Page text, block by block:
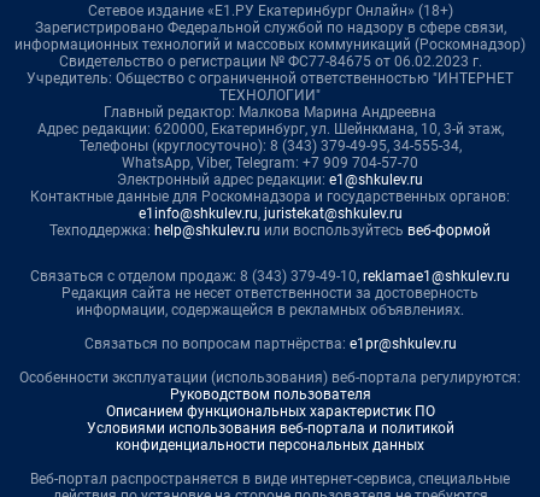
Сетевое издание «Е1.РУ Екатеринбург Онлайн» (18+)
Зарегистрировано Федеральной службой по надзору в сфере связи,
информационных технологий и массовых коммуникаций (Роскомнадзор)
Свидетельство о регистрации № ФС77-84675 от 06.02.2023 г.
Учредитель: Общество с ограниченной ответственностью "ИНТЕРНЕТ
ТЕХНОЛОГИИ"
Главный редактор: Малкова Марина Андреевна
Адрес редакции: 620000, Екатеринбург, ул. Шейнкмана, 10, 3-й этаж,
Телефоны (круглосуточно): 8 (343) 379-49-95, 34-555-34,
WhatsApp, Viber, Telegram: +7 909 704-57-70
Электронный адрес редакции: e1@shkulev.ru
Контактные данные для Роскомнадзора и государственных органов:
e1info@shkulev.ru, juristekat@shkulev.ru
Техподдержка: help@shkulev.ru или воспользуйтесь веб-формой
Связаться с отделом продаж: 8 (343) 379-49-10, reklamae1@shkulev.ru
Редакция сайта не несет ответственности за достоверность
информации, содержащейся в рекламных объявлениях.
Связаться по вопросам партнёрства: e1pr@shkulev.ru
Особенности эксплуатации (использования) веб-портала регулируются:
Руководством пользователя
Описанием функциональных характеристик ПО
Условиями использования веб-портала и политикой
конфиденциальности персональных данных
Веб-портал распространяется в виде интернет-сервиса, специальные